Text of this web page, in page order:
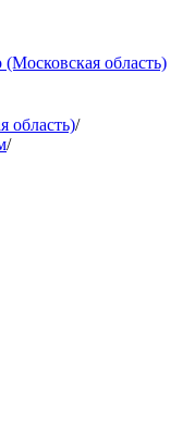
область)
область)/
/